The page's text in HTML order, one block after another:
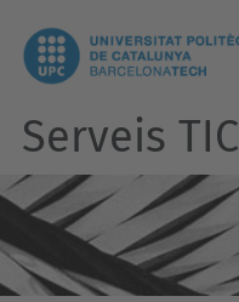
Serveis TIC